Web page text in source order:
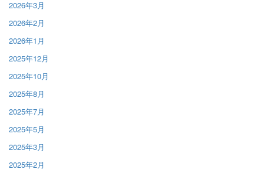
2026年3月
2026年2月
2026年1月
2025年12月
2025年10月
2025年8月
2025年7月
2025年5月
2025年3月
2025年2月